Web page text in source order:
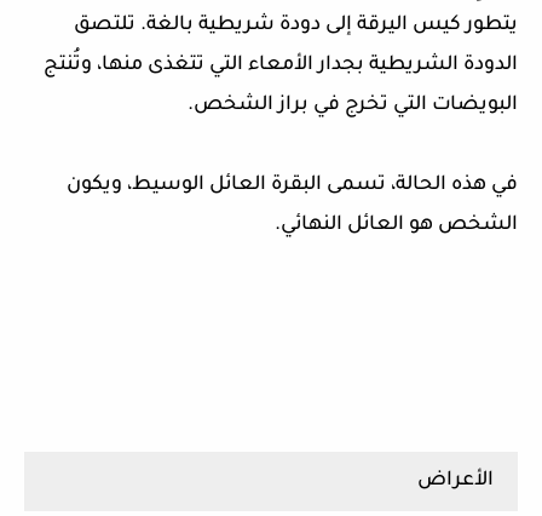
يتطور كيس اليرقة إلى دودة شريطية بالغة. تلتصق
الدودة الشريطية بجدار الأمعاء التي تتغذى منها، وتُنتج
البويضات التي تخرج في براز الشخص.
في هذه الحالة، تسمى البقرة العائل الوسيط، ويكون
الشخص هو العائل النهائي.
الأعراض